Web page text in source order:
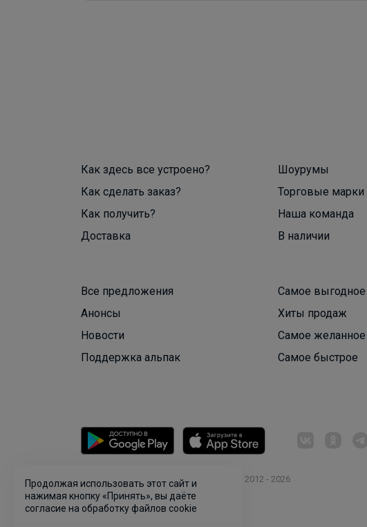
Как здесь все устроено?
Как сделать заказ?
Как получить?
Доставка
Шоурумы
Торговые марки
Наша команда
В наличии
Все предложения
Анонсы
Новости
Поддержка альпак
Самое выгодное
Хиты продаж
Самое желанное
Самое быстрое
© ООО "Лявита", ОГРН 1122468054070, 2012 - 2026
Политика конфиденциальности
Cоглашение пользователя
Продолжая использовать этот сайт и
нажимая кнопку «Принять», вы даёте
согласие на обработку файлов cookie